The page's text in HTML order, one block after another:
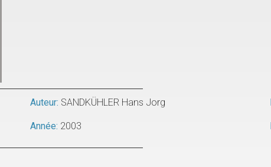
Auteur: SANDKÜHLER Hans Jorg
Année: 2003